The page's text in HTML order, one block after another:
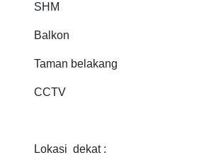
SHM
Balkon
Taman belakang
CCTV
Lokasi dekat :